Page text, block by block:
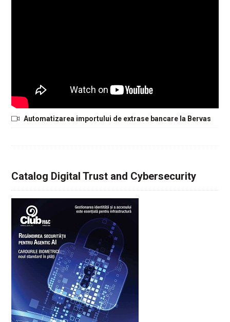
Automatizarea importului de extrase bancare la Bervas
Catalog Digital Trust and Cybersecurity